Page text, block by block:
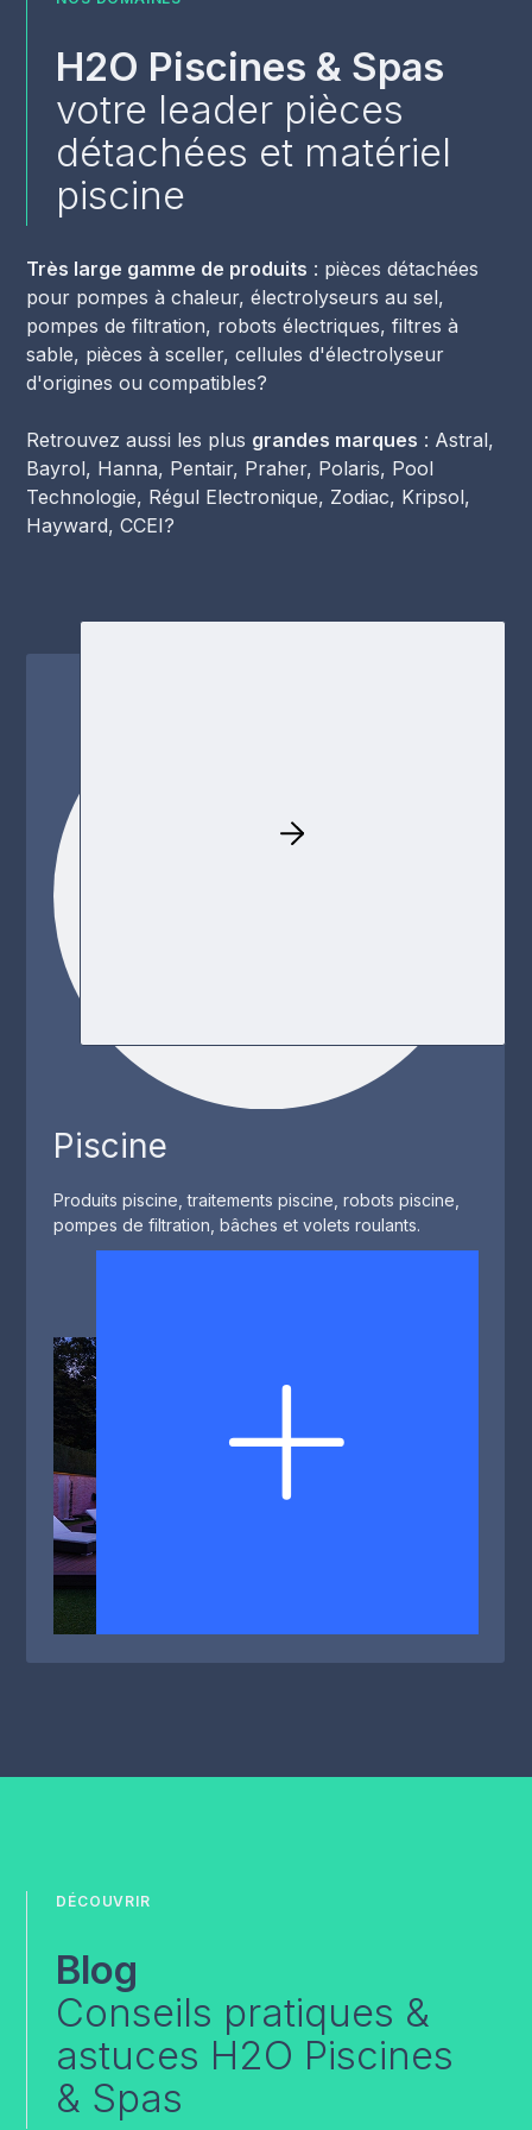
H2O Piscines & Spas
votre leader pièces
détachées et matériel
piscine
Très large gamme de produits : pièces détachées
pour pompes à chaleur, électrolyseurs au sel,
pompes de filtration, robots électriques, filtres à
sable, pièces à sceller, cellules d'électrolyseur
d'origines ou compatibles?
Retrouvez aussi les plus grandes marques : Astral,
Bayrol, Hanna, Pentair, Praher, Polaris, Pool
Technologie, Régul Electronique, Zodiac, Kripsol,
Hayward, CCEI?
Piscine
Produits piscine, traitements piscine, robots piscine,
pompes de filtration, bâches et volets roulants.
DÉCOUVRIR
Blog
Conseils pratiques &
astuces H2O Piscines
& Spas